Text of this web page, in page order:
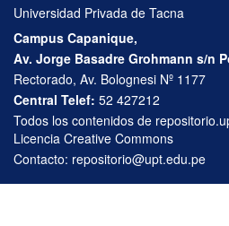
Universidad Privada de Tacna
Campus Capanique,
Av. Jorge Basadre Grohmann s/n
Rectorado, Av. Bolognesi Nº 1177
Central Telef: 52 427212
Todos los contenidos de
Licencia Creative Commons
Contacto: repositorio@upt.edu.pe